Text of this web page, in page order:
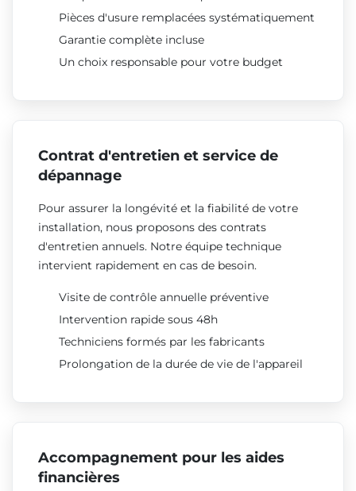
Pièces d'usure remplacées systématiquement
Garantie complète incluse
Un choix responsable pour votre budget
Contrat d'entretien et service de
dépannage
Pour assurer la longévité et la fiabilité de votre
installation, nous proposons des contrats
d'entretien annuels. Notre équipe technique
intervient rapidement en cas de besoin.
Visite de contrôle annuelle préventive
Intervention rapide sous 48h
Techniciens formés par les fabricants
Prolongation de la durée de vie de l'appareil
Accompagnement pour les aides
financières